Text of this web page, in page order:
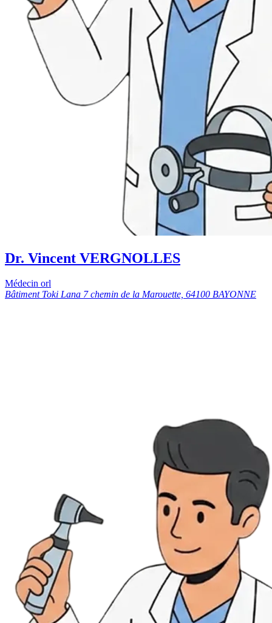
Dr. Vincent VERGNOLLES
Médecin orl
Bâtiment Toki Lana 7 chemin de la Marouette, 64100 BAYONNE